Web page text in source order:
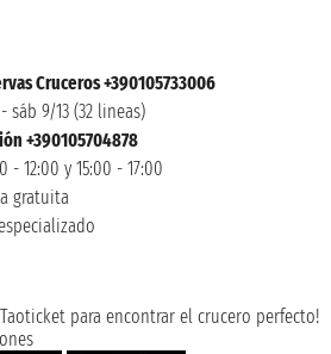
Cruceros +390105733006
sáb 9/13 (32 lineas)
+390105704878
- 12:00 y 15:00 - 17:00
gratuita
para encontrar el crucero perfecto!